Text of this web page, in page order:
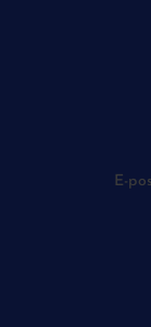
E-